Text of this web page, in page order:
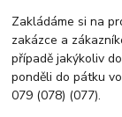
Zakládáme si na
zakázce a
případě jakýkoliv
ponděli do pátku
079 (078) (077).